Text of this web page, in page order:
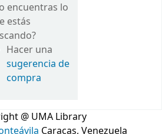
encuentras lo
estás
Hacer una
sugerencia de
compra
@ UMA Library